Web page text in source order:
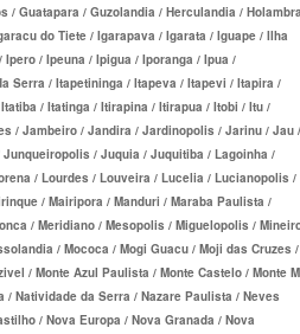
/ Guatapara / Guzolandia / Herculandia /
do Tiete / Igarapava / Igarata / Iguape / Ilha
/ Ipeuna / Ipigua / Iporanga / Ipua /
Serra / Itapetininga / Itapeva / Itapevi / Itapira /
/ Itatinga / Itirapina / Itirapua / Itobi / Itu /
/ Jambeiro / Jandira / Jardinopolis / Jarinu / Jau /
/ Juquia / Juquitiba / Lagoinha /
/ Lourdes / Louveira / Lucelia / Lucianopolis /
/ Mairipora / Manduri / Maraba Paulista /
/ Meridiano / Mesopolis / Miguelopolis /
/ Mococa / Mogi Guacu / Moji das Cruzes /
/ Monte Azul Paulista / Monte Castelo / Monte
/ Natividade da Serra / Nazare Paulista / Neves
/ Nova Europa / Nova Granada / Nova